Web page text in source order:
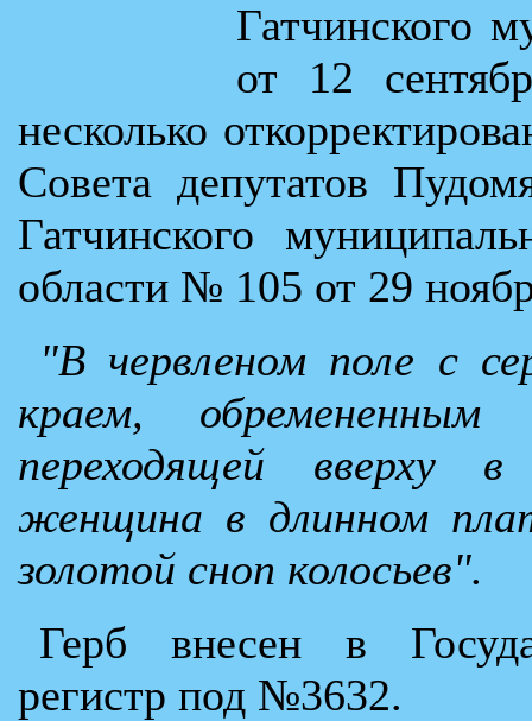
Гатчинского
от 12
несколько
Совета депутатов
Гатчинского
области № 105 от 29
"В червленом поле с
краем, обремененным
переходящей вверху
женщина в длинном
золотой сноп колосьев".
Герб внесен в
регистр под №3632.